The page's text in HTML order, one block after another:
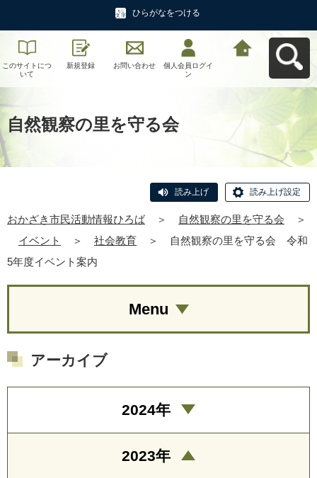
ひらがなをつける
このサイトにつ
いて
新規登録 お問い合わせ
個人会員ログイ
ン
自然観察の里を守る会
読み上げ 読み上げ設定
おかざき市民活動情報ひろば ＞ 自然観察の里を守る会
＞
イベント
＞ 社会教育 ＞
自然観察の里を守る会 令和
5年度イベント案内
Menu
アーカイブ
2024年
2023年